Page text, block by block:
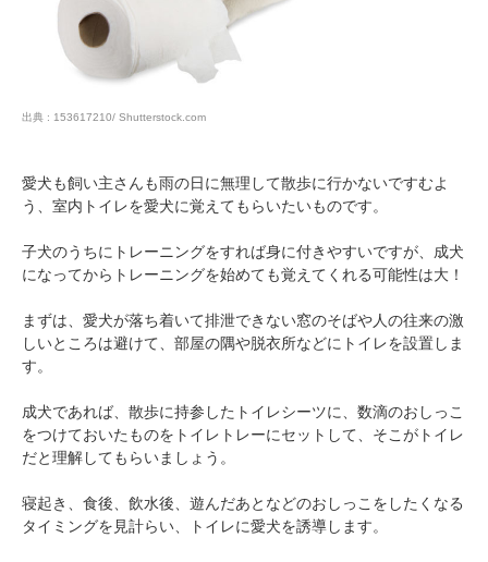
出典 : 153617210/ Shutterstock.com
愛犬も飼い主さんも雨の日に無理して散歩に行かないですむよ
う、室内トイレを愛犬に覚えてもらいたいものです。
子犬のうちにトレーニングをすれば身に付きやすいですが、成犬
になってからトレーニングを始めても覚えてくれる可能性は大！
まずは、愛犬が落ち着いて排泄できない窓のそばや人の往来の激
しいところは避けて、部屋の隅や脱衣所などにトイレを設置しま
す。
成犬であれば、散歩に持参したトイレシーツに、数滴のおしっこ
をつけておいたものをトイレトレーにセットして、そこがトイレ
だと理解してもらいましょう。
寝起き、食後、飲水後、遊んだあとなどのおしっこをしたくなる
タイミングを見計らい、トイレに愛犬を誘導します。
アプリをダウンロードする